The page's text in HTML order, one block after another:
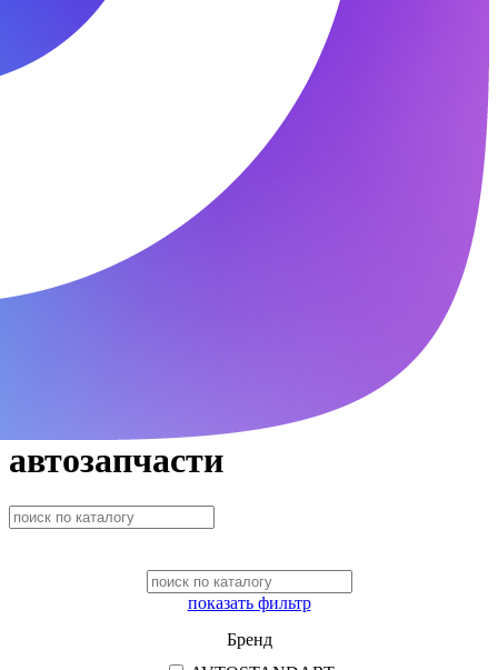
автозапчасти
показать фильтр
Бренд